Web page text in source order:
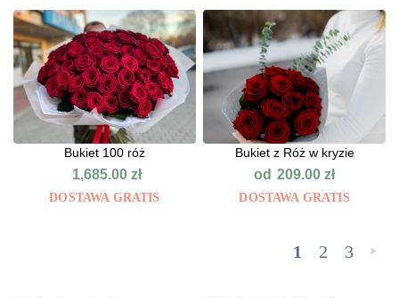
Bukiet 100 róż
1,685.00zł
DOSTAWA GRATIS
Bukiet z Róż w kryzie
od 209.00zł
DOSTAWA GRATIS
1 2 3 »